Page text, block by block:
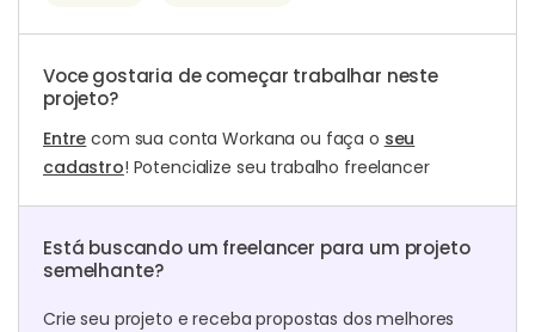
Voce gostaria de começar trabalhar neste
projeto?
Entre com sua conta Workana ou faça o seu
cadastro! Potencialize seu trabalho freelancer
Está buscando um freelancer para um projeto
semelhante?
Crie seu projeto e receba propostas dos melhores